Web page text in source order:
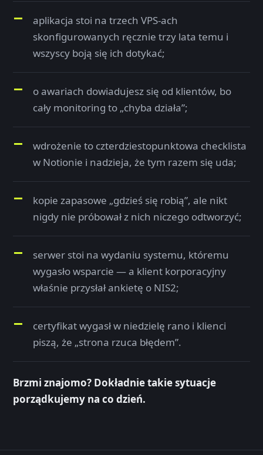
aplikacja stoi na trzech VPS-ach
skonfigurowanych ręcznie trzy lata temu i
wszyscy boją się ich dotykać;
o awariach dowiadujesz się od klientów, bo
cały monitoring to „chyba działa”;
wdrożenie to czterdziestopunktowa checklista
w Notionie i nadzieja, że tym razem się uda;
kopie zapasowe „gdzieś się robią”, ale nikt
nigdy nie próbował z nich niczego odtworzyć;
serwer stoi na wydaniu systemu, któremu
wygasło wsparcie — a klient korporacyjny
właśnie przysłał ankietę o NIS2;
certyfikat wygasł w niedzielę rano i klienci
piszą, że „strona rzuca błędem”.
Brzmi znajomo? Dokładnie takie sytuacje
porządkujemy na co dzień.